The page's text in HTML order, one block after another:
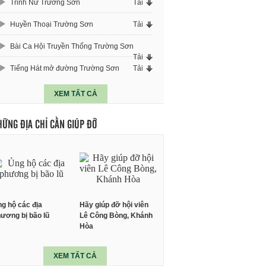
Trinh Nữ Trường Sơn Tải
Huyền Thoại Trường Sơn Tải
Bài Ca Hội Truyền Thống Trường Sơn
Tải
Tiếng Hát mở đường Trường Sơn
Tải
XEM TẤT CẢ
ĐỊA CHỈ CẦN GIÚP ĐỠ
hộ các địa
bị bão lũ
Hãy giúp đỡ hội viên
Lê Công Bòng, Khánh
Hòa
XEM TẤT CẢ